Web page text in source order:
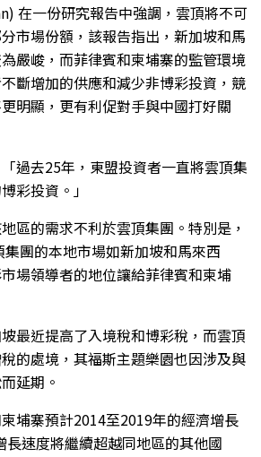
在一份研究報告中強調，雲頂將不可
市場份額，該報告指出，新加坡和馬
嚴峻，而菲律賓和柬埔寨的監管環境
斷增加的供應和減少非博彩投資，競
明顯，更有利促對手與中國打好關
過去25年，東盟投資者一直將雲頂集
彩投資。」
區的需求不利於雲頂集團。特別是，
團的本地市場如新加坡和馬來西
場領導者的地位讓給菲律賓和柬埔
最近提高了入境稅和博彩稅，而雲頂
的處境，其福斯主題樂園也因涉及與
延期。
埔寨預計2014至2019年的經濟增長
長速度將繼續超越同地區的其他國